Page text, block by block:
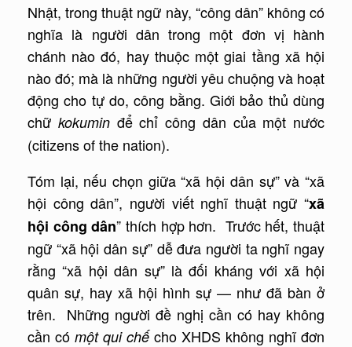
Nhật, trong thuật ngữ này, “công dân” không có
nghĩa là người dân trong một đơn vị hành
chánh nào đó, hay thuộc một giai tầng xã hội
nào đó; mà là những người yêu chuộng và hoạt
động cho tự do, công bằng. Giới bảo thủ dùng
chữ kokumin để chỉ công dân của một nước
(citizens of the nation).
Tóm lại, nếu chọn giữa “xã hội dân sự” và “xã
hội công dân”, người viết nghĩ thuật ngữ “xã
hội công dân” thích hợp hơn. Trước hết, thuật
ngữ “xã hội dân sự” dễ đưa người ta nghĩ ngay
rằng “xã hội dân sự” là đối kháng với xã hội
quân sự, hay xã hội hình sự — như đã bàn ở
trên. Những người đề nghị cần có hay không
cần có một qui chếcho XHDS không nghĩ đơn